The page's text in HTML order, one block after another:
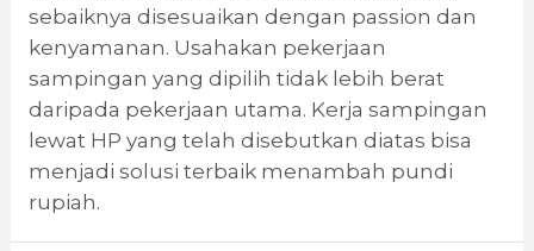
sebaiknya disesuaikan dengan passion dan
kenyamanan. Usahakan pekerjaan
sampingan yang dipilih tidak lebih berat
daripada pekerjaan utama. Kerja sampingan
lewat HP yang telah disebutkan diatas bisa
menjadi solusi terbaik menambah pundi
rupiah.